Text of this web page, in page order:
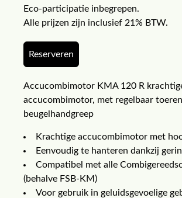
Eco-participatie inbegrepen.
Alle prijzen zijn inclusief 21% BTW.
Reserveren
Accucombimotor KMA 120 R
accucombimotor, met regelbaar
beugelhandgreep
Krachtige accucombimotor met
Eenvoudig te hanteren dankzij
Compatibel met alle
(behalve FSB-KM)
Voor gebruik in geluidsgevoelige